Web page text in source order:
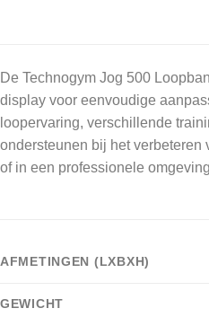
De Technogym Jog 500
display voor eenvoudige
loopervaring, verschillende
ondersteunen bij het
of in een professionele
AFMETINGEN (LXBXH)
GEWICHT